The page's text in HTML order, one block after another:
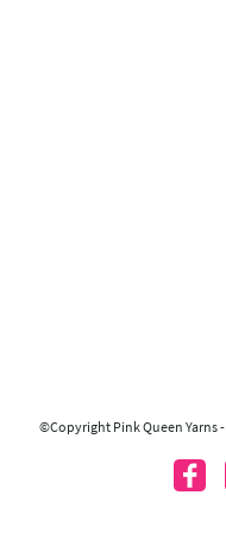
©Copyright Pink Queen Yarns